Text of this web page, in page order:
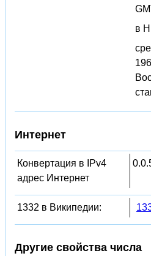
в
Интернет
Конвертация в IPv4
адрес Интернет
1332 в Википедии:
Другие свойства числа